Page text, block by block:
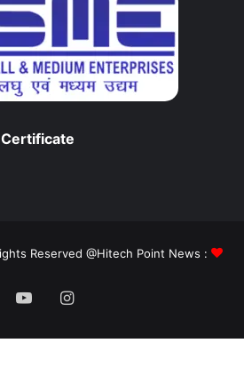
Reserved @Hitech Point News :
YouTubeInstagram
Hunt